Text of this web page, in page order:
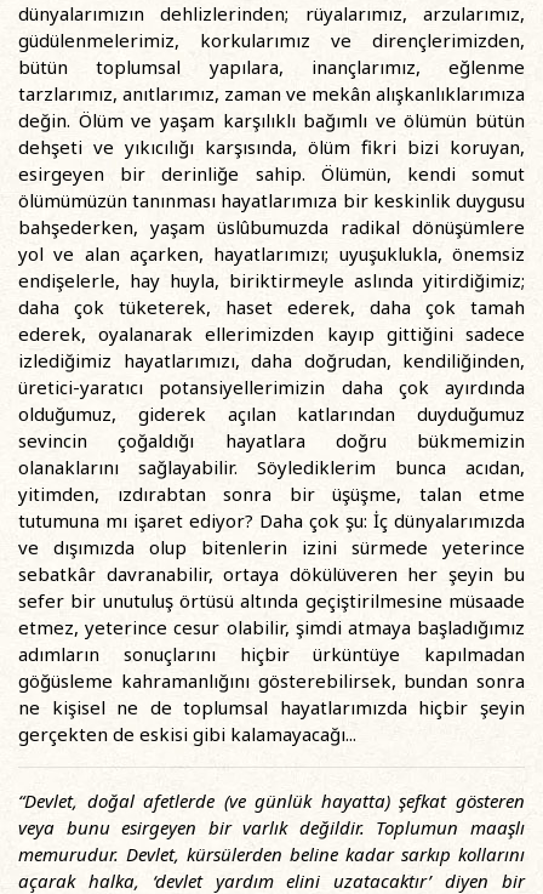
dünyalarımızın dehlizlerinden; rüyalarımız, arzularımız,
güdülenmelerimiz, korkularımız ve dirençlerimizden,
bütün toplumsal yapılara, inançlarımız, eğlenme
tarzlarımız, anıtlarımız, zaman ve mekân alışkanlıklarımıza
değin. Ölüm ve yaşam karşılıklı bağımlı ve ölümün bütün
dehşeti ve yıkıcılığı karşısında, ölüm fikri bizi koruyan,
esirgeyen bir derinliğe sahip. Ölümün, kendi somut
ölümümüzün tanınması hayatlarımıza bir keskinlik duygusu
bahşederken, yaşam üslûbumuzda radikal dönüşümlere
yol ve alan açarken, hayatlarımızı; uyuşuklukla, önemsiz
endişelerle, hay huyla, biriktirmeyle aslında yitirdiğimiz;
daha çok tüketerek, haset ederek, daha çok tamah
ederek, oyalanarak ellerimizden kayıp gittiğini sadece
izlediğimiz hayatlarımızı, daha doğrudan, kendiliğinden,
üretici-yaratıcı potansiyellerimizin daha çok ayırdında
olduğumuz, giderek açılan katlarından duyduğumuz
sevincin çoğaldığı hayatlara doğru bükmemizin
olanaklarını sağlayabilir. Söylediklerim bunca acıdan,
yitimden, ızdırabtan sonra bir üşüşme, talan etme
tutumuna mı işaret ediyor? Daha çok şu: İç dünyalarımızda
ve dışımızda olup bitenlerin izini sürmede yeterince
sebatkâr davranabilir, ortaya dökülüveren her şeyin bu
sefer bir unutuluş örtüsü altında geçiştirilmesine müsaade
etmez, yeterince cesur olabilir, şimdi atmaya başladığımız
adımların sonuçlarını hiçbir ürküntüye kapılmadan
göğüsleme kahramanlığını gösterebilirsek, bundan sonra
ne kişisel ne de toplumsal hayatlarımızda hiçbir şeyin
gerçekten de eskisi gibi kalamayacağı...
“Devlet, doğal afetlerde (ve günlük hayatta) şefkat gösteren
veya bunu esirgeyen bir varlık değildir. Toplumun maaşlı
memurudur. Devlet, kürsülerden beline kadar sarkıp kollarını
açarak halka, ‘devlet yardım elini uzatacaktır’ diyen bir